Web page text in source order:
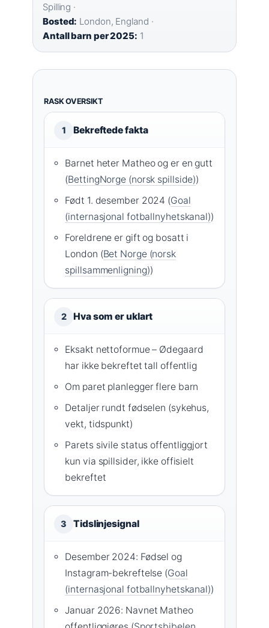
Spilling ·
Bosted: London, England ·
Antall barn per 2025: 1
RASK OVERSIKT
1 Bekreftede fakta
Barnet heter Matheo og er en gutt
(BettingNorge (norsk spillside))
Født 1. desember 2024 (Goal
(internasjonal fotballnyhetskanal))
Foreldrene er gift og bosatt i
London (Bet Norge (norsk
spillsammenligning))
2 Hva som er uklart
Eksakt nettoformue – Ødegaard
har ikke bekreftet tall offentlig
Om paret planlegger flere barn
Detaljer rundt fødselen (sykehus,
vekt, tidspunkt)
Parets sivile status offentliggjort
kun via spillsider, ikke offisielt
bekreftet
3 Tidslinjesignal
Desember 2024: Fødsel og
Instagram-bekreftelse (Goal
(internasjonal fotballnyhetskanal))
Januar 2026: Navnet Matheo